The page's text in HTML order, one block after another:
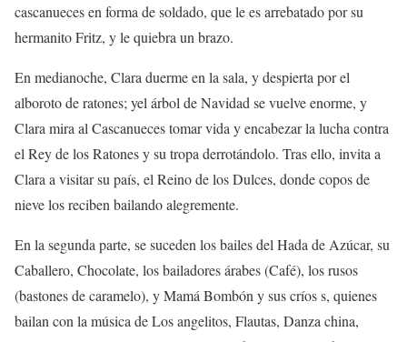
cascanueces en forma de soldado, que le es arrebatado por su
hermanitoFritz, yle quiebra un brazo.
En medianoche, Clara duerme en la sala, y despierta porel
alborotode ratones; yel árbol deNavidad se vuelve enorme, y
Clara mira al Cascanuecestomar vida y encabezar la lucha contra
el Rey de los Ratones y su tropa derrotándolo. Tras ello, invita a
Clara a visitar su país, el Reino de los Dulces, donde copos de
nieve los reciben bailandoalegremente.
En la segunda parte, se suceden los bailes del Hada de Azúcar, su
Caballero, Chocolate, los bailadores árabes (Café), los rusos
(bastones de caramelo), yMamá Bombón ysus críos s, quienes
bailan con la música deLos angelitos, Flautas, Danza china,